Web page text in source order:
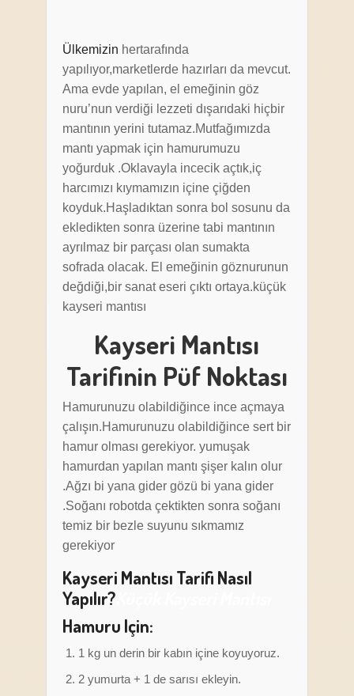
Ülkemizin hertarafında
yapılıyor,marketlerde hazırları da mevcut.
Ama evde yapılan, el emeğinin göz
nuru’nun verdiği lezzeti dışarıdaki hiçbir
mantının yerini tutamaz.Mutfağımızda
mantı yapmak için hamurumuzu
yoğurduk .Oklavayla incecik açtık,iç
harcımızı kıymamızın içine çiğden
koyduk.Haşladıktan sonra bol sosunu da
ekledikten sonra üzerine tabi mantının
ayrılmaz bir parçası olan sumakta
sofrada olacak. El emeğinin göznurunun
değdiği,bir sanat eseri çıktı ortaya.küçük
kayseri mantısı
Kayseri Mantısı
Tarifinin Püf Noktası
Hamurunuzu olabildiğince ince açmaya
çalışın.Hamurunuzu olabildiğince sert bir
hamur olması gerekiyor. yumuşak
hamurdan yapılan mantı şişer kalın olur
.Ağzı bi yana gider gözü bi yana gider
.Soğanı robotda çektikten sonra soğanı
temiz bir bezle suyunu sıkmamız
gerekiyor
Kayseri Mantısı Tarifi Nasıl
Yapılır?Küçük Kayseri Mantısı
Hamuru Için:
1 kg un derin bir kabın içine koyuyoruz.
2 yumurta + 1 de sarısı ekleyin.